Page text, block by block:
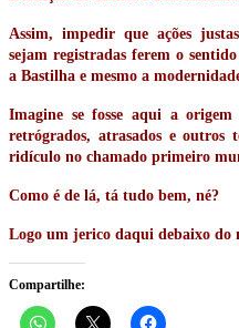
Assim, impedir que ações
sejam registradas ferem o
a Bastilha e mesmo a
Imagine se fosse aqui a origem
retrógrados, atrasados e outros
ridículo no chamado primeiro
Como é de lá, tá tudo bem, né?
Logo um jerico daqui debaixo do
Compartilhe: